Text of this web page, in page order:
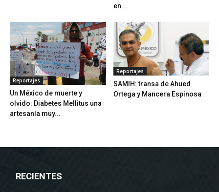
en...
Reportajes
Un México de muerte y
olvido: Diabetes Mellitus una
artesanía muy...
Reportajes
SAMIH: transa de Ahued
Ortega y Mancera Espinosa
RECIENTES